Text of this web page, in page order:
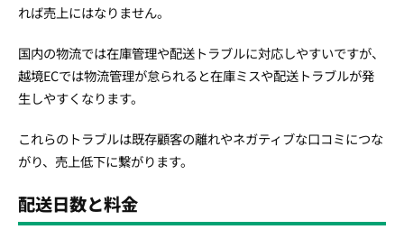
れば売上にはなりません。
国内の物流では在庫管理や配送トラブルに対応しやすいですが、
越境ECでは物流管理が怠られると在庫ミスや配送トラブルが発
生しやすくなります。
これらのトラブルは既存顧客の離れやネガティブな口コミにつな
がり、売上低下に繋がります。
配送日数と料金